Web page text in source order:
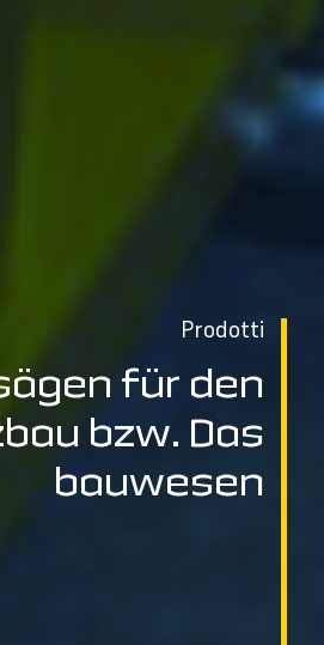
Prodotti
für den
bzw. Das
bauwesen